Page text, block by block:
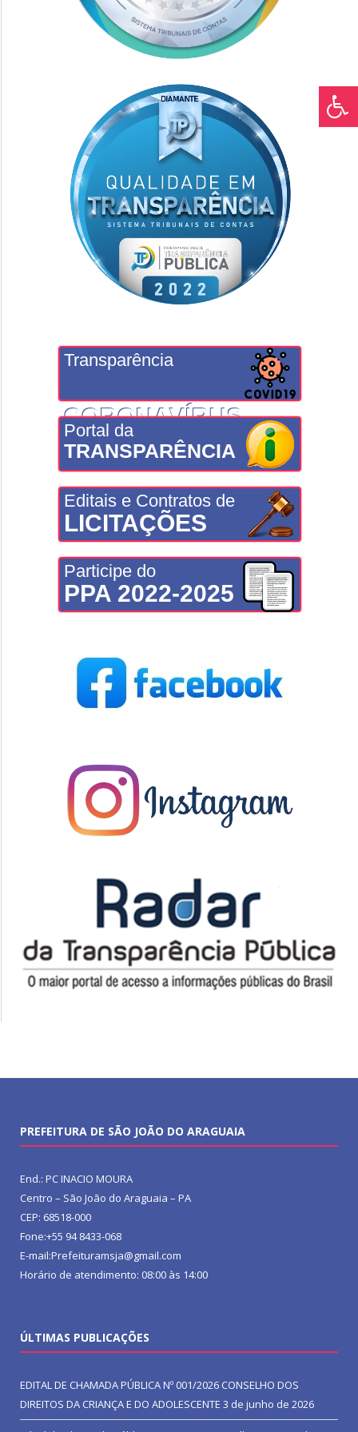
Transparência
CORONAVÍRUS
Portal da
TRANSPARÊNCIA
Editais e Contratos de
LICITAÇÕES
Participe do
PPA 2022-2025
PREFEITURA DE SÃO JOÃO DO ARAGUAIA
End.: PC INACIO MOURA
Centro – São João do Araguaia – PA
CEP: 68518-000
Fone:+55 94 8433-068
E-mail:Prefeituramsja@gmail.com
Horário de atendimento: 08:00 às 14:00
ÚLTIMAS PUBLICAÇÕES
EDITAL DE CHAMADA PÚBLICA Nº 001/2026 CONSELHO DOS
DIREITOS DA CRIANÇA E DO ADOLESCENTE 3 de junho de 2026